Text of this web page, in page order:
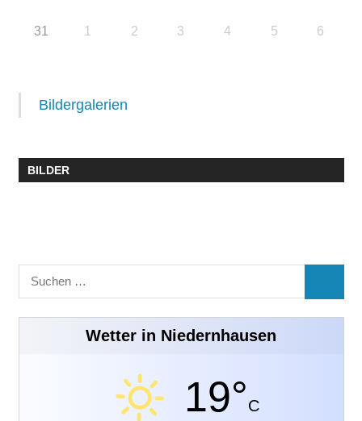
31 1 2 3 4 5 6
Bildergalerien
BILDER
Suchen
nach:
Wetter in Niedernhausen
19°C